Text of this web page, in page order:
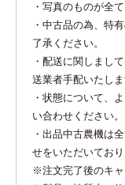
・写真のものが全て
・中古品の為、特
了承ください。
・配送に関しまし
送業者手配いたしま
・状態について、
い合わせください。
・出品中古農機は
せをいただいており
※注文完了後のキャ